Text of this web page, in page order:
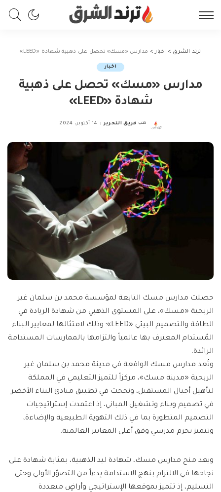
ترند الشرق > اخبار > مدارس «مسك» تحصل على ذهبية شهادة «LEED»
اخبار
مدارس «مسك» تحصل على ذهبية
شهادة «LEED»
Posted
كتب فريق التحرير 14 أكتوبر، 2024
حصلت مدارس مسك التابعة لمؤسسة محمد بن سلمان غير
الربحية «مسك»، على المستوى الذهبي من شهادة الريادة في
الطاقة والتصميم البيئي «LEED»؛ وذلك لامتثالها لمعايير البناء
المُستدام المعترف بها عالمياً والتزامها بالممارسات المستدامة
الرائدة.
وتُعد مدارس مسك الواقعة في مدينة محمد بن سلمان غير
الربحية «مدينة مسك»، مركزاً للتميز التعليمي في المملكة
لتأهيل أجيال المستقبل، ونجحت في تطبيق مبادئ البناء الأخضر
في تصميم وبناء وتشغيل المباني، إذ اعتمدت إستراتيجيات
التصميم المتطورة بما في ذلك التهوية الطبيعية والإضاءة،
وتتميز بحرم مدرسي وفق أعلى المعايير العالمية.
ويعد منح مدارس مسك، شهادة ليد الذهبية، بمثابة شهادة على
نجاحها في الالتزام بنهج الاستدامة بِدءاً من التصوّر الأولي وحتى
التسليم، إذ تتميز بموقعها الإستراتيجي وأراضٍ متعددة